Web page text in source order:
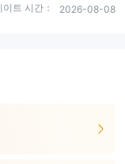
이트 시간： 2026-08-08